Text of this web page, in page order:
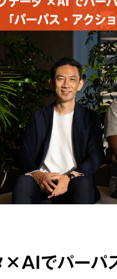
×AIでパーパ